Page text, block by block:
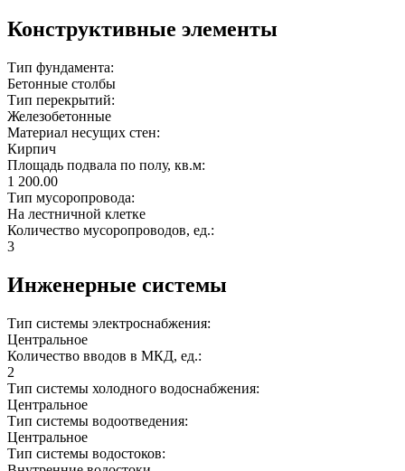
Конструктивные элементы
Тип фундамента:
Бетонные столбы
Тип перекрытий:
Железобетонные
Материал несущих стен:
Кирпич
Площадь подвала по полу, кв.м:
1 200.00
Тип мусоропровода:
На лестничной клетке
Количество мусоропроводов, ед.:
3
Инженерные системы
Тип системы электроснабжения:
Центральное
Количество вводов в МКД, ед.:
2
Тип системы холодного водоснабжения:
Центральное
Тип системы водоотведения:
Центральное
Тип системы водостоков: